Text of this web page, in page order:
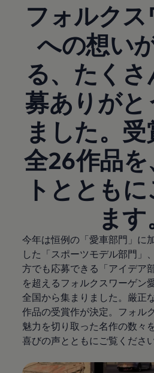
フォルク
への想い
る、たく
募ありがと
ました。
全26作品
トととも
ます
今年は恒例の「愛車部門」に
した「スポーツモデル部門」
方でも応募できる「アイデア
を超えるフォルクスワーゲン
全国から集まりました。厳正
作品の受賞作が決定。フォル
魅力を切り取った名作の数々
喜びの声とともにご覧ください